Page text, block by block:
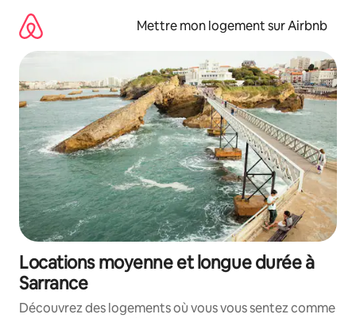
directement
contenu
Mettre mon logement sur Airbnb
Locations moyenne et longue durée à
Sarrance
Découvrez des logements où vous vous sentez comme